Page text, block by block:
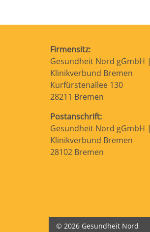
Firmensitz:
Gesundheit Nord gGmbH |
Klinikverbund Bremen
Kurfürstenallee 130
28211 Bremen
Postanschrift:
Gesundheit Nord gGmbH |
Klinikverbund Bremen
28102 Bremen
© 2026 Gesundheit Nord